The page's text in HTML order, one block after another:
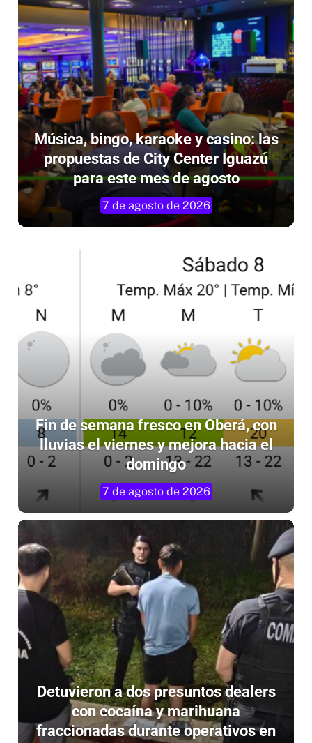
Música, bingo, karaoke y casino: las
propuestas de City Center Iguazú
para este mes de agosto
7 de agosto de 2026
Fin de semana fresco en Oberá, con
lluvias el viernes y mejora hacia el
domingo
7 de agosto de 2026
Detuvieron a dos presuntos dealers
con cocaína y marihuana
fraccionadas durante operativos en
Puerto Iguazú